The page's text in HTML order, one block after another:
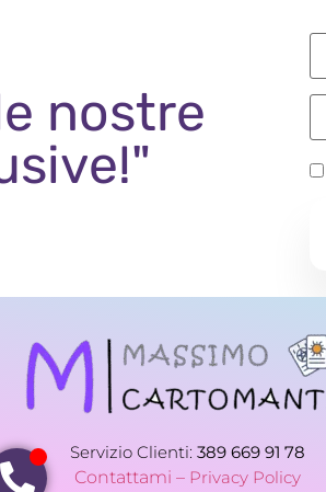
nostre
Servizio Clienti: 389 669 91 78
Contattami – Privacy Policy